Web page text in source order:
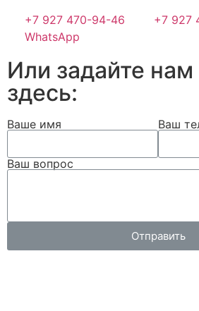
+7 927 470-94-46
+7 927
WhatsApp
Или задайте
здесь:
Ваше имя Ваш
Ваш вопрос
Отправить